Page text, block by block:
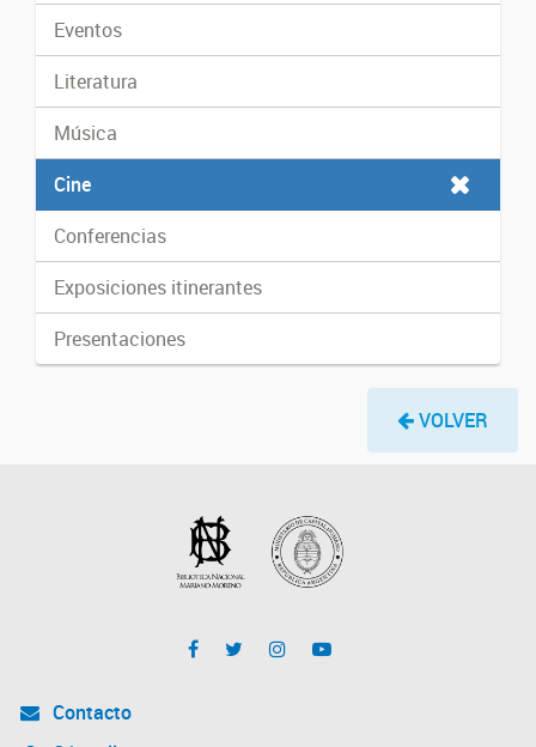
Eventos
Literatura
Música
Cine
Conferencias
Exposiciones itinerantes
Presentaciones
VOLVER
Contacto